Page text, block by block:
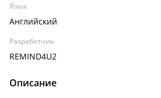
Язык
Английский
Разработчик
REMIND4U2
Описание